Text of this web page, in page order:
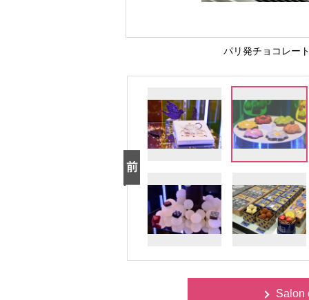
パリ発チョコレー
Salon